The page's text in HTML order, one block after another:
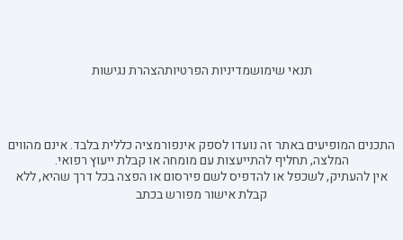
תנאי שימושמדיניות הפרטיותהצהרת נגישות
התכנים המופיעים באתר זה נועדו לספק אינפורמציה כללית בלבד. אינם מהווים
המלצה, תחליף להתייעצות עם מומחה או קבלת ייעוץ רפואי.
אין להעתיק, לשכפל או להדפיס לשם פירסום או הפצה בכל דרך שהיא, ללא
קבלת אישור מפורש בכתב